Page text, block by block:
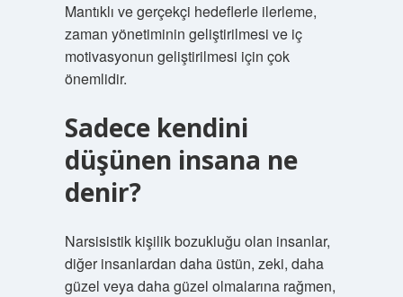
Mantıklı ve gerçekçi hedeflerle ilerleme,
zaman yönetiminin geliştirilmesi ve iç
motivasyonun geliştirilmesi için çok
önemlidir.
Sadece kendini
düşünen insana ne
denir?
Narsisistik kişilik bozukluğu olan insanlar,
diğer insanlardan daha üstün, zeki, daha
güzel veya daha güzel olmalarına rağmen,